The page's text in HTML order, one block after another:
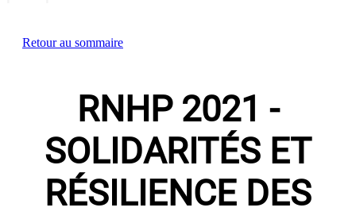
Retour au sommaire
RNHP 2021 -
SOLIDARITÉS ET
RÉSILIENCE DES